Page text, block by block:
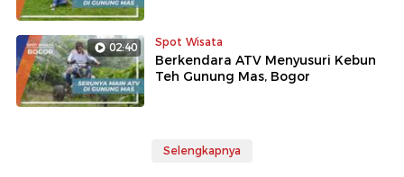
02:40 Spot Wisata
Berkendara ATV Menyusuri Kebun
Teh Gunung Mas, Bogor
Selengkapnya